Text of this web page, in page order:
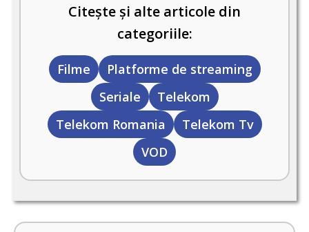
Citește și alte articole din
categoriile:
Filme
Platforme de streaming
Seriale
Telekom
Telekom Romania
Telekom Tv
VOD